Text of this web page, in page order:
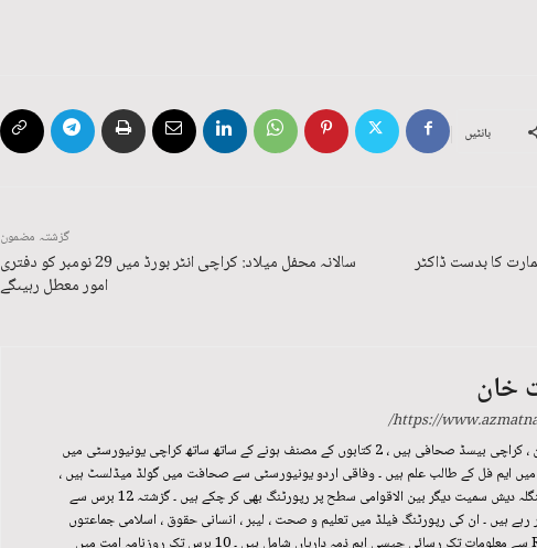
بانٹیں
گزشتہ مضمون
سالانہ محفل میلاد: کراچی انٹر بورڈ میں 29 نومبر کو دفتری
امور معطل رہیںگے
کا بدست ڈاکٹر
خان
https://
عظمت خان ، کراچی بیسڈ صحافی ہیں ، 2 کتابوں کے مصنف ہونے کے ساتھ ساتھ کراچی یونیورسٹی میں
میں ایم فل کے طالب علم ہیں ۔ وفاقی اردو یونیورسٹی سے صحافت میں گولڈ میڈلسٹ ہیں ،
ترکی اور بنگلہ دیش سمیت دیگر بین الاقوامی سطح پر رپورٹنگ بھی کر چکے ہیں ۔ گزشتہ 12 برس سے
رہے ہیں ۔ ان کی رپورٹنگ فیلڈ میں تعلیم و صحت ، لیبر ، انسانی حقوق ، اسلامی جماعتوں